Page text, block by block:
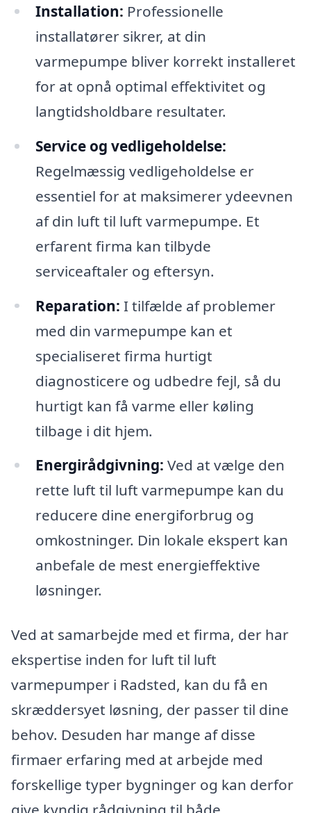
Installation: Professionelle
installatører sikrer, at din
varmepumpe bliver korrekt installeret
for at opnå optimal effektivitet og
langtidsholdbare resultater.
Service og vedligeholdelse:
Regelmæssig vedligeholdelse er
essentiel for at maksimerer ydeevnen
af din luft til luft varmepumpe. Et
erfarent firma kan tilbyde
serviceaftaler og eftersyn.
Reparation: I tilfælde af problemer
med din varmepumpe kan et
specialiseret firma hurtigt
diagnosticere og udbedre fejl, så du
hurtigt kan få varme eller køling
tilbage i dit hjem.
Energirådgivning: Ved at vælge den
rette luft til luft varmepumpe kan du
reducere dine energiforbrug og
omkostninger. Din lokale ekspert kan
anbefale de mest energieffektive
løsninger.
Ved at samarbejde med et firma, der har
ekspertise inden for luft til luft
varmepumper i Radsted, kan du få en
skræddersyet løsning, der passer til dine
behov. Desuden har mange af disse
firmaer erfaring med at arbejde med
forskellige typer bygninger og kan derfor